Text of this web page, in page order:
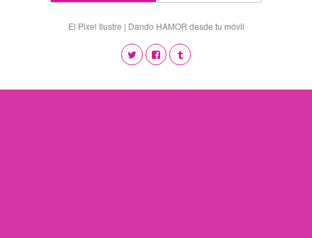
El Pixel Ilustre | Dando HAMOR desde tu móvil